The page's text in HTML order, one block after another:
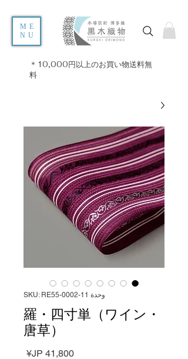
ME
NU
＊10,000円以上のお買い物送料無
料
وحدة SKU: RE55-0002-11
羅・四寸単（ワイン・
唐草）
السعر